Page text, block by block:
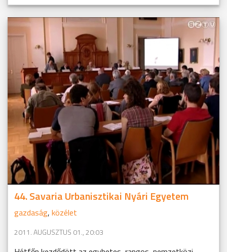
44. Savaria Urbanisztikai Nyári Egyetem
gazdaság, közélet
2011. AUGUSZTUS 01., 20:03